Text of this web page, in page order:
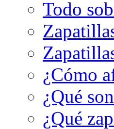
Todo
¿Cómo
¿Qué
¿Qué